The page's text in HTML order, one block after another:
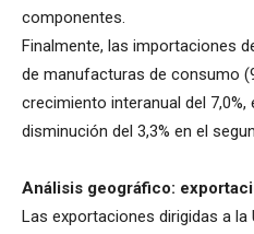
componentes.
Finalmente, las importaciones
de manufacturas de consumo
crecimiento interanual del
disminución del 3,3% en el
Análisis geográfico:
Las exportaciones dirigidas a la